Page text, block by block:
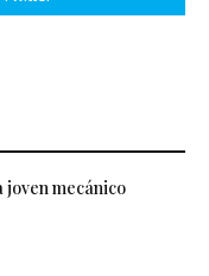
joven mecánico